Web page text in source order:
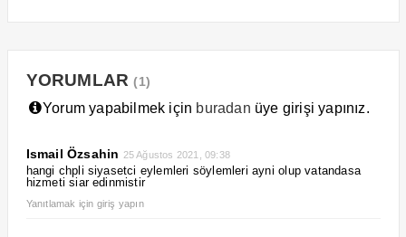
YORUMLAR(1)
Yorum yapabilmek için buradan üye girişi yapınız.
Ismail Özsahin 25 Ağustos 2021, 09:38
hangi chpli siyasetci eylemleri söylemleri ayni olup vatandasa
hizmeti siar edinmistir
Yanıtlamak için giriş yapın